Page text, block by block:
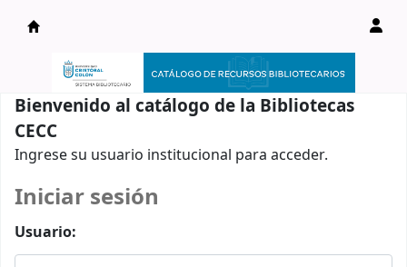
Catálogo en línea
Bienvenido al catálogo de la Bibliotecas
CECC
Ingrese su usuario institucional para acceder.
Iniciar sesión
Usuario: